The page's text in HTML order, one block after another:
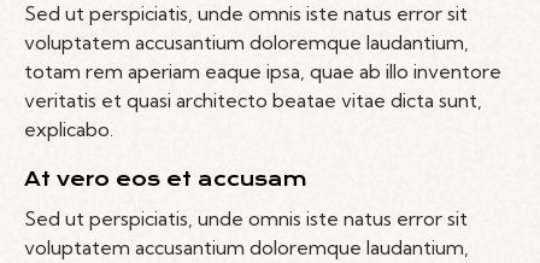
Sed ut perspiciatis, unde omnis iste natus error sit
voluptatem accusantium doloremque laudantium,
totam rem aperiam eaque ipsa, quae ab illo inventore
veritatis et quasi architecto beatae vitae dicta sunt,
explicabo.
At vero eos et accusam
Sed ut perspiciatis, unde omnis iste natus error sit
voluptatem accusantium doloremque laudantium,